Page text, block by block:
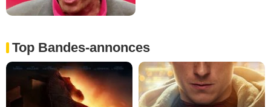
Top Bandes-annonces